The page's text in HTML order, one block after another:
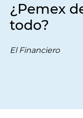
¿Pemex
todo?
El Financiero